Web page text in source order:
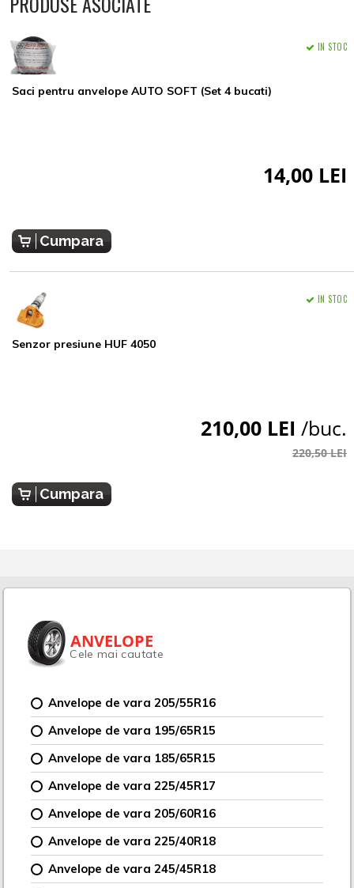
Saci pentru anvelope AUTO SOFT (Set 4 bucati)
IN STOC
14,00 LEI
Cumpara
Senzor presiune HUF 4050
IN STOC
210,00 LEI /buc.
220,50 LEI
Cumpara
ANVELOPE
Cele mai cautate
Anvelope de vara 205/55R16
Anvelope de vara 195/65R15
Anvelope de vara 185/65R15
Anvelope de vara 225/45R17
Anvelope de vara 205/60R16
Anvelope de vara 225/40R18
Anvelope de vara 245/45R18